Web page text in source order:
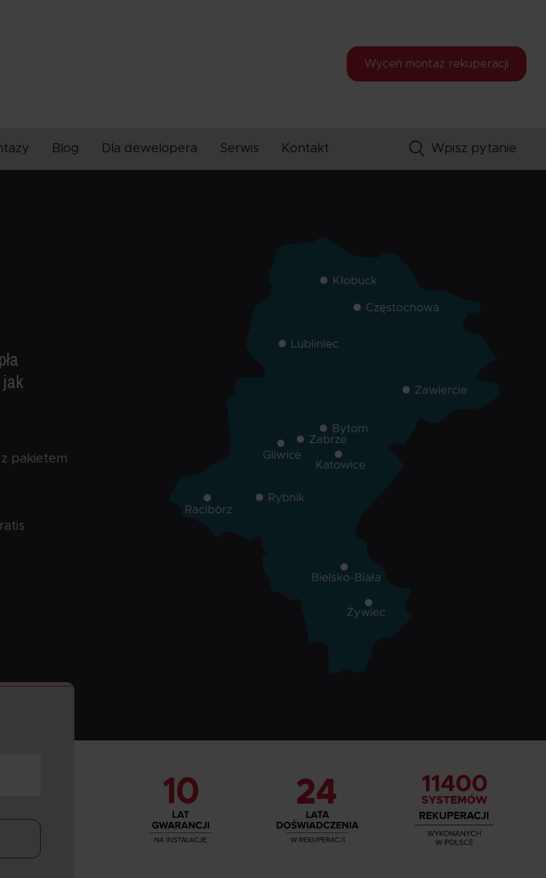
Wyceń montaż rekuperacji
Blog Dla dewelopera Serwis Kontakt
pakietem